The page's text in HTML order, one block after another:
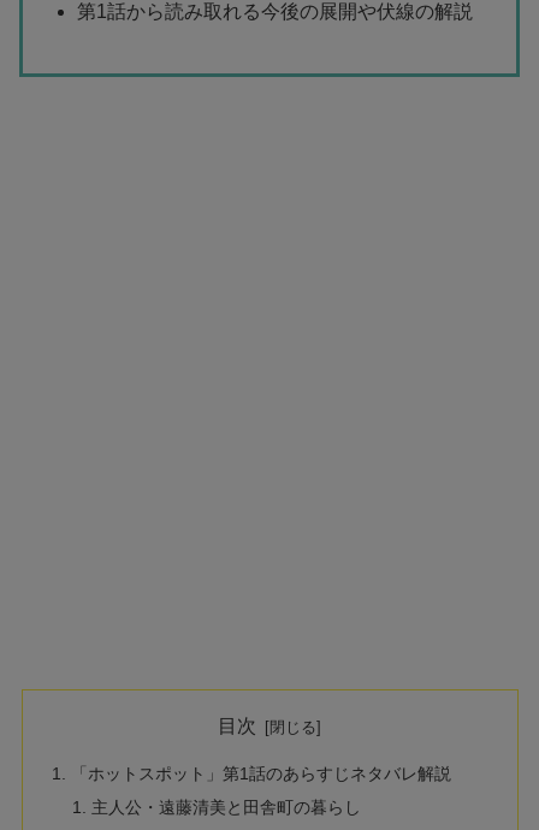
第1話から読み取れる今後の展開や伏線の解説
目次
「ホットスポット」第1話のあらすじネタバレ解説
主人公・遠藤清美と田舎町の暮らし